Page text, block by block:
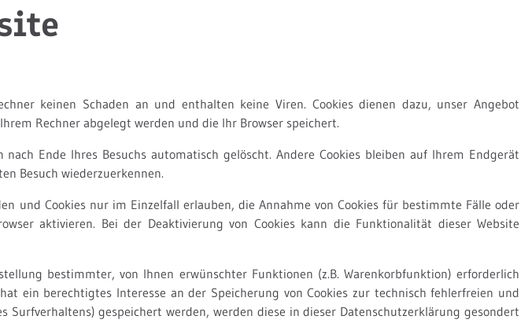
keinen Schaden an und enthalten keine Viren. Cookies dienen dazu, unser Angebot
Rechner abgelegt werden und die Ihr Browser speichert.
Ende Ihres Besuchs automatisch gelöscht. Andere Cookies bleiben auf Ihrem Endgerät
Besuch wiederzuerkennen.
und Cookies nur im Einzelfall erlauben, die Annahme von Cookies für bestimmte Fälle oder
aktivieren. Bei der Deaktivierung von Cookies kann die Funktionalität dieser Website
bestimmter, von Ihnen erwünschter Funktionen (z.B. Warenkorbfunktion) erforderlich
ein berechtigtes Interesse an der Speicherung von Cookies zur technisch fehlerfreien und
Surfverhaltens) gespeichert werden, werden diese in dieser Datenschutzerklärung gesondert